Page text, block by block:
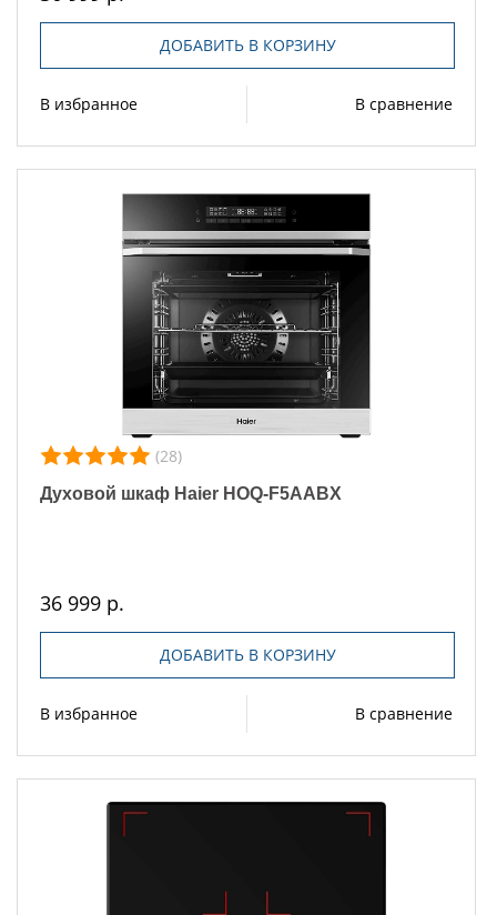
ДОБАВИТЬ В КОРЗИНУ
В избранное В сравнение
(28)
Духовой шкаф Haier HOQ-F5AABX
36 999 р.
ДОБАВИТЬ В КОРЗИНУ
В избранное В сравнение